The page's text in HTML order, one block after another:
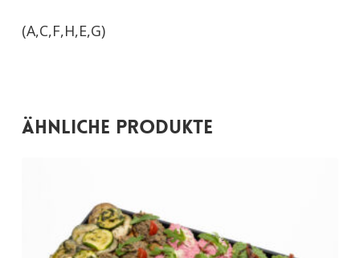
(A,C,F,H,E,G)
Ähnliche Produkte